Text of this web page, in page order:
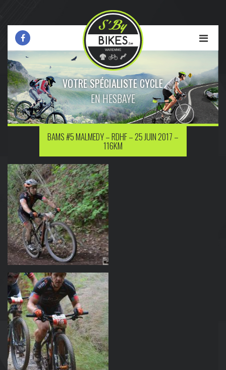
VOTRE SPÉCIALISTE CYCLE
EN HESBAYE
BAMS #5 MALMEDY – RDHF – 25 JUIN 2017 –
116KM